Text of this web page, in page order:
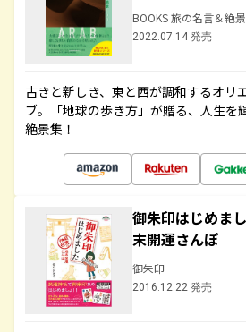
BOOKS 旅の名言＆絶景
2022.07.14 発売
古きと新しき、東と西が調和するオリ
ブ。「地球の歩き方」が贈る、人生を
絶景集！
御朱印はじめ
末開運さんぽ
御朱印
2016.12.22 発売